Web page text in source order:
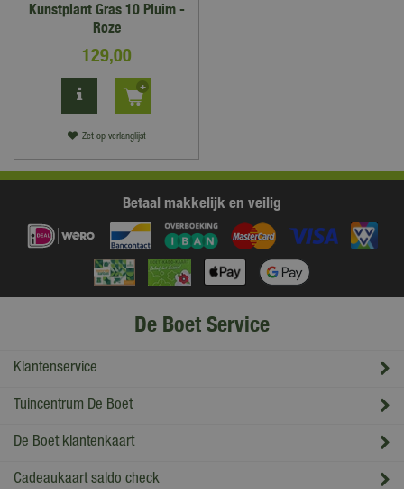
Kunstplant Gras 10 Pluim -
Roze
129,00
Zet op verlanglijst
Betaal makkelijk en veilig
De Boet Service
Klantenservice
Tuincentrum De Boet
De Boet klantenkaart
Cadeaukaart saldo check